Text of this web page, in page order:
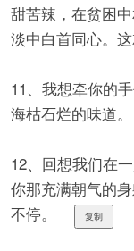
甜苦辣，在贫困
淡中白首同心。
11、我想牵你的
海枯石烂的味道。
12、回想我们在
你那充满朝气的
不停。
复制